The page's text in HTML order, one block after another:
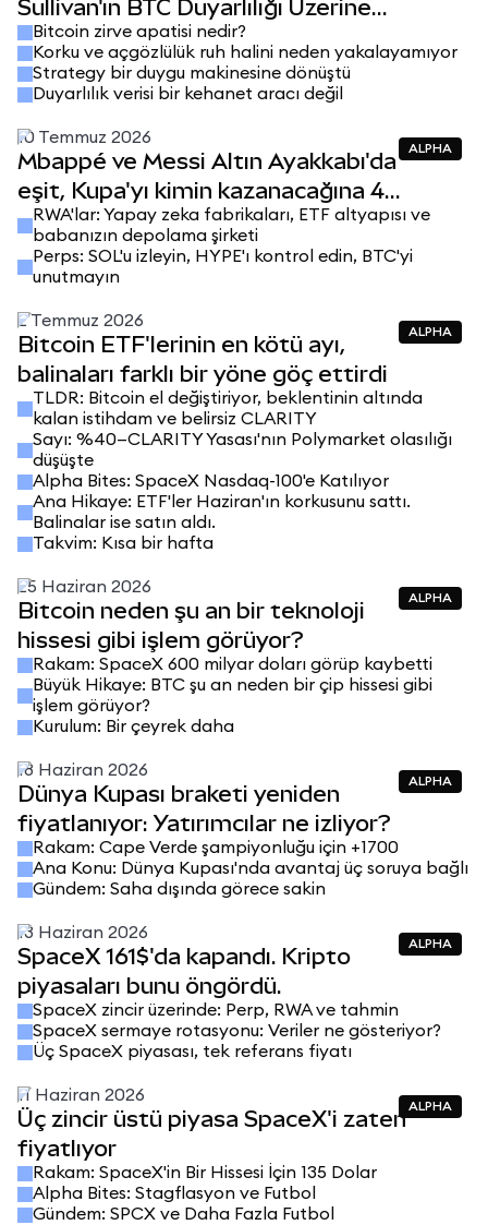
Sullivan'ın BTC Duyarlılığı Üzerine
Görüşleri
Bitcoin zirve apatisi nedir?
Korku ve açgözlülük ruh halini neden yakalayamıyor
Strategy bir duygu makinesine dönüştü
Duyarlılık verisi bir kehanet aracı değil
ALPHA
10 Temmuz 2026
Mbappé ve Messi Altın Ayakkabı'da
eşit, Kupa'yı kimin kazanacağına 4
milyar dolar bağlı
RWA'lar: Yapay zeka fabrikaları, ETF altyapısı ve
babanızın depolama şirketi
Perps: SOL'u izleyin, HYPE'ı kontrol edin, BTC'yi
unutmayın
ALPHA
2 Temmuz 2026
Bitcoin ETF'lerinin en kötü ayı,
balinaları farklı bir yöne göç ettirdi
TLDR: Bitcoin el değiştiriyor, beklentinin altında
kalan istihdam ve belirsiz CLARITY
Sayı: %40—CLARITY Yasası'nın Polymarket olasılığı
düşüşte
Alpha Bites: SpaceX Nasdaq-100'e Katılıyor
Ana Hikaye: ETF'ler Haziran'ın korkusunu sattı.
Balinalar ise satın aldı.
Takvim: Kısa bir hafta
ALPHA
25 Haziran 2026
Bitcoin neden şu an bir teknoloji
hissesi gibi işlem görüyor?
Rakam: SpaceX 600 milyar doları görüp kaybetti
Büyük Hikaye: BTC şu an neden bir çip hissesi gibi
işlem görüyor?
Kurulum: Bir çeyrek daha
ALPHA
18 Haziran 2026
Dünya Kupası braketi yeniden
fiyatlanıyor: Yatırımcılar ne izliyor?
Rakam: Cape Verde şampiyonluğu için +1700
Ana Konu: Dünya Kupası'nda avantaj üç soruya bağlı
Gündem: Saha dışında görece sakin
ALPHA
13 Haziran 2026
SpaceX 161$'da kapandı. Kripto
piyasaları bunu öngördü.
SpaceX zincir üzerinde: Perp, RWA ve tahmin
SpaceX sermaye rotasyonu: Veriler ne gösteriyor?
Üç SpaceX piyasası, tek referans fiyatı
ALPHA
11 Haziran 2026
Üç zincir üstü piyasa SpaceX'i zaten
fiyatlıyor
Rakam: SpaceX'in Bir Hissesi İçin 135 Dolar
Alpha Bites: Stagflasyon ve Futbol
Gündem: SPCX ve Daha Fazla Futbol